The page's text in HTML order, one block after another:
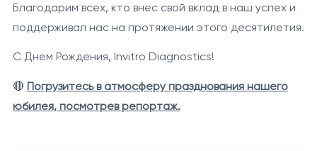
Благодарим всех, кто внес свой вклад в наш успех и
поддерживал нас на протяжении этого десятилетия.
С Днем Рождения, Invitro Diagnostics!
🔴 Погрузитесь в атмосферу празднования нашего
юбилея, посмотрев репортаж.